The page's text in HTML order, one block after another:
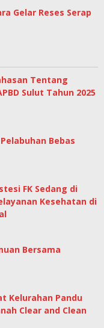
Gelar Reses Serap
Tentang
Sulut Tahun 2025
Bebas
FK Sedang di
Kesehatan di
Bersama
Kelurahan Pandu
Clear and Clean